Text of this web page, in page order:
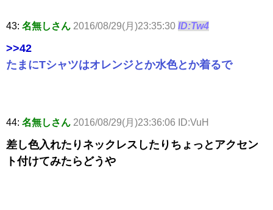
43: 名無しさん 2016/08/29(月)23:35:30 ID:Tw4
>>42
たまにTシャツはオレンジとか水色とか着るで
44: 名無しさん 2016/08/29(月)23:36:06 ID:VuH
差し色入れたりネックレスしたりちょっとアクセン
ト付けてみたらどうや